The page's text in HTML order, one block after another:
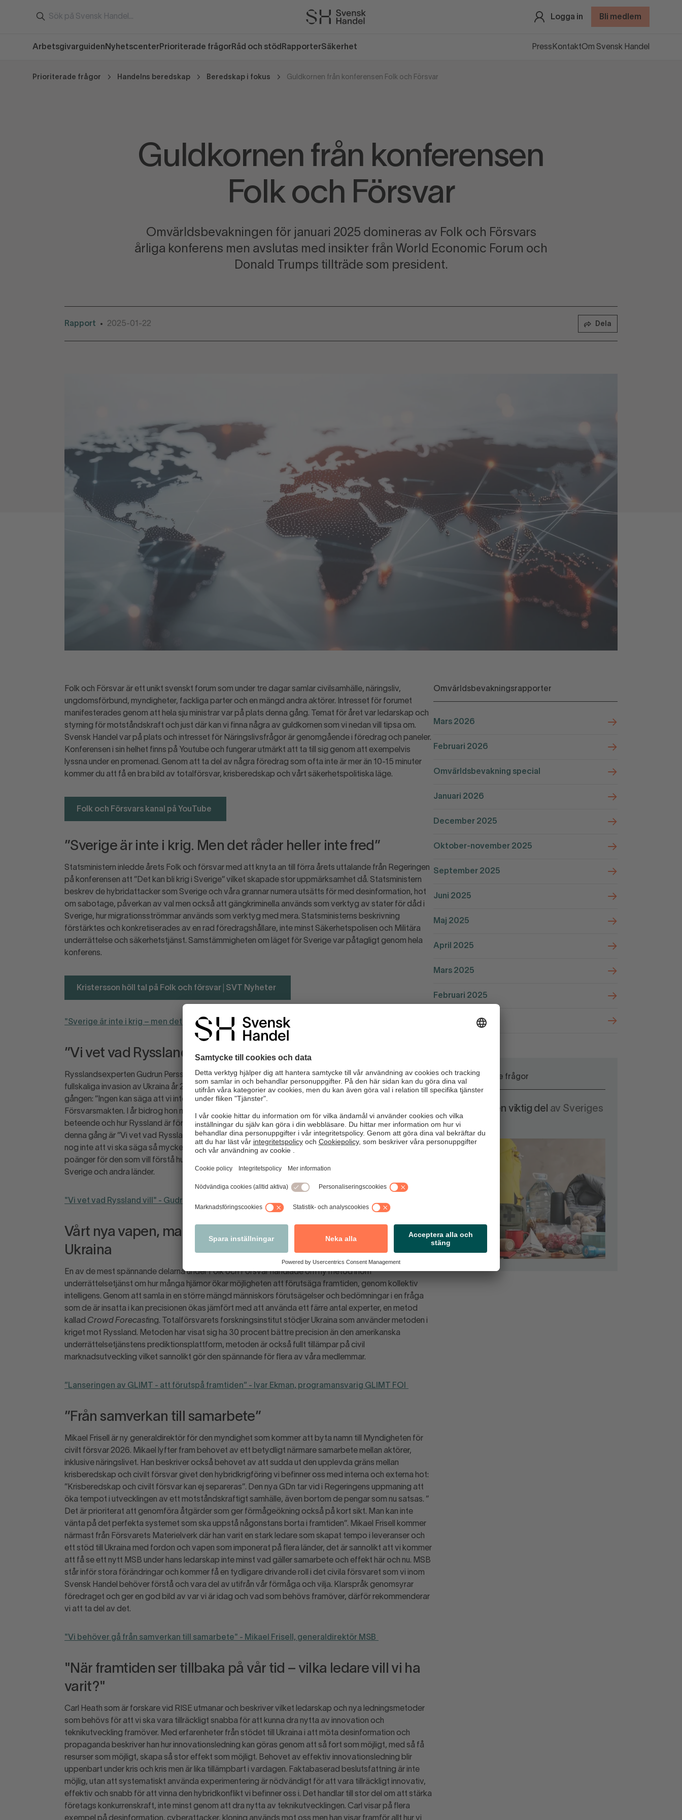
Logga in Bli medlem
Arbetsgivarguiden Nyhetscenter Prioriterade frågor Råd och stöd RapporterSäkerhet Press KontaktOm Svensk Handel
Prioriterade frågor Handelns beredskap Beredskap i fokus Guldkornen från konferensen Folk och Försvar
Guldkornen från konferensen
Folk och Försvar
Omvärldsbevakningen för januari 2025 domineras av Folk och Försvars
årliga konferens men avslutas med insikter från World Economic Forum och
Donald Trumps tillträde som president.
Rapport • 2025-01-22 Dela
Folk och Försvar är ett unikt svenskt forum som under tre dagar samlar civilsamhälle, näringsliv,
ungdomsförbund, myndigheter, fackliga parter och en mängd andra aktörer. Intresset för forumet
manifesterades genom att hela sju ministrar var på plats denna gång. Temat för året var ledarskap och
styrning för motståndskraft och just där kan vi finna några av guldkornen som vi nedan vill tipsa om.
Svensk Handel var på plats och intresset för Näringslivsfrågor är genomgående i föredrag och paneler.
Konferensen i sin helhet finns på Youtube och fungerar utmärkt att ta till sig genom att exempelvis
lyssna under en promenad. Genom att ta del av några föredrag som ofta inte är mer än 10-15 minuter
kommer du att få en bra bild av totalförsvar, krisberedskap och vårt säkerhetspolitiska läge.
Folk och Försvars kanal på YouTube
”Sverige är inte i krig. Men det råder heller inte fred”
Statsministern inledde årets Folk och försvar med att knyta an till förra årets uttalande från Regeringen
på konferensen att ”Det kan bli krig i Sverige” vilket skapade stor uppmärksamhet då. Statsministern
beskrev de hybridattacker som Sverige och våra grannar numera utsätts för med desinformation, hot
om sabotage, påverkan av val men också att gängkriminella används som verktyg av stater för dåd i
Sverige, hur migrationsströmmar används som verktyg med mera. Statsministerns beskrivning
förstärktes och konkretiserades av en rad föredragshållare, inte minst Säkerhetspolisen och Militära
underrättelse och säkerhetstjänst. Samstämmigheten om läget för Sverige var påtagligt genom hela
konferens.
Kristersson höll tal på Folk och försvar | SVT Nyheter
"Sverige är inte i krig – men det råder heller inte fred" - Statsminister Ulf Kristersson (M)
”Vi vet vad Ryssland vill”
Rysslandsexperten Gudrun Persson som kanske är mest känd för att åtta veckor innan Rysslands
fullskaliga invasion av Ukraina år 2022 förutspå invasionen, inte minst genom hennes uttalande den
gången: ”Ingen kan säga att vi inte visste” vilket väl illustrerar hennes djupa kunskaper som docent vid
Försvarsmakten. I år bidrog hon med ett kärnfullt föredrag som beskrev hur vi ska läsa av Rysslands
beteende och hur Ryssland är förutsägbart trots vad många påstår. Hennes mer minnesvärda ord
denna gång är ”Vi vet vad Ryssland vill” och svaret på frågan om hur vi ska möta Ryssland: ”Jag tycker
nog inte att vi ska säga så mycket, utan göra i stället på ett väldigt tydligt sätt”. Här finns många
poänger för den som vill förstå hur vi kan läsa av och förstå, inte acceptera, ryskt agerande mot oss i
Sverige och andra länder.
"Vi vet vad Ryssland vill" - Gudrun Persson, docent Försvarsmakten
Vårt nya vapen, mammor som nattammar – så kan vi stötta
Ukraina
En av de mest spännande delarna under Folk och Försvar handlade om ny metod inom
underrättelsetjänst om hur många hjärnor ökar möjligheten att förutsäga framtiden, genom kollektiv
intelligens. Genom att samla in en större mängd människors förutsägelser och bedömningar i en fråga
som de är insatta i kan precisionen ökas jämfört med att använda ett färre antal experter, en metod
kallad Crowd Forecast ing. Totalförsvarets forskningsinstitut stödjer Ukraina som använder metoden i
kriget mot Ryssland. Metoden har visat sig ha 30 procent bättre precision än den amerikanska
underrättelsetjänstens prediktionsplattform, metoden är också fullt tillämpar på civil
marknadsutveckling vilket sannolikt gör den spännande för flera av våra medlemmar.
”Lanseringen av GLIMT - att förutspå framtiden” - Ivar Ekman, programansvarig GLIMT FOI
”Från samverkan till samarbete”
Mikael Frisell är ny generaldirektör för den myndighet som kommer att byta namn till Myndigheten för
civilt försvar 2026. Mikael lyfter fram behovet av ett betydligt närmare samarbete mellan aktörer,
inklusive näringslivet. Han beskriver också behovet av att sudda ut den upplevda gräns mellan
krisberedskap och civilt försvar givet den hybridkrigföring vi befinner oss med interna och externa hot:
”Krisberedskap och civilt försvar kan ej separeras”. Den nya GDn tar vid i Regeringens uppmaning att
öka tempot i utvecklingen av ett motståndskraftigt samhälle, även bortom de pengar som nu satsas. ”
Det är prioriterat att genomföra åtgärder som ger förmågeökning också på kort sikt. Man kan inte
vänta på det perfekta systemet som ska uppstå någonstans borta i framtiden”. Mikael Frisell kommer
närmast från Försvarets Materielverk där han varit en stark ledare som skapat tempo i leveranser och
ett stöd till Ukraina med fordon och vapen som imponerat på flera länder, det är sannolikt att vi kommer
att få se ett nytt MSB under hans ledarskap inte minst vad gäller samarbete och effekt här och nu. MSB
står inför stora förändringar och kommer få en tydligare drivande roll i det civila försvaret som vi inom
Svensk Handel behöver förstå och vara del av utifrån vår förmåga och vilja. Klarspråk genomsyrar
föredraget och ger en god bild av var vi är idag och vad som behövs framöver, därför rekommenderar
vi att ta del av det.
"Vi behöver gå från samverkan till samarbete" - Mikael Frisell, generaldirektör MSB
"När framtiden ser tillbaka på vår tid – vilka ledare vill vi ha
varit?"
Carl Heath som är forskare vid RISE utmanar och beskriver vilket ledarskap och nya ledningsmetoder
som behövs för att vi ska vara tillräckligt snabba för att kunna dra nytta av innovation och
teknikutveckling framöver. Med erfarenheter från stödet till Ukraina i att möta desinformation och
propaganda beskriver han hur innovationsledning kan göras genom att så fort som möjligt, med så få
resurser som möjligt, skapa så stor effekt som möjligt. Behovet av effektiv innovationsledning blir
uppenbart under kris och kris men är lika tillämpbart i vardagen. Faktabaserad beslutsfattning är inte
möjlig, utan att systematiskt använda experimentering är nödvändigt för att vara tillräckligt innovativ,
effektiv och snabb för att vinna den hybridkonflikt vi befinner oss i. Det handlar till stor del om att stärka
företags konkurrenskraft, inte minst genom att dra nytta av teknikutvecklingen. Carl visar på flera
exempel på desinformation, cyberattacker, kloning används mot oss men han visar framför allt hur vi
Omvärldsbevakningsrapporter
Mars 2026
Februari 2026
Omvärldsbevakning special
Januari 2026
December 2025
Oktober-november 2025
September 2025
Juni 2025
Maj 2025
April 2025
Mars 2025
Februari 2025
Januari 2025
Prioriterade frågor
Handeln är en viktig del av Sveriges
beredskap